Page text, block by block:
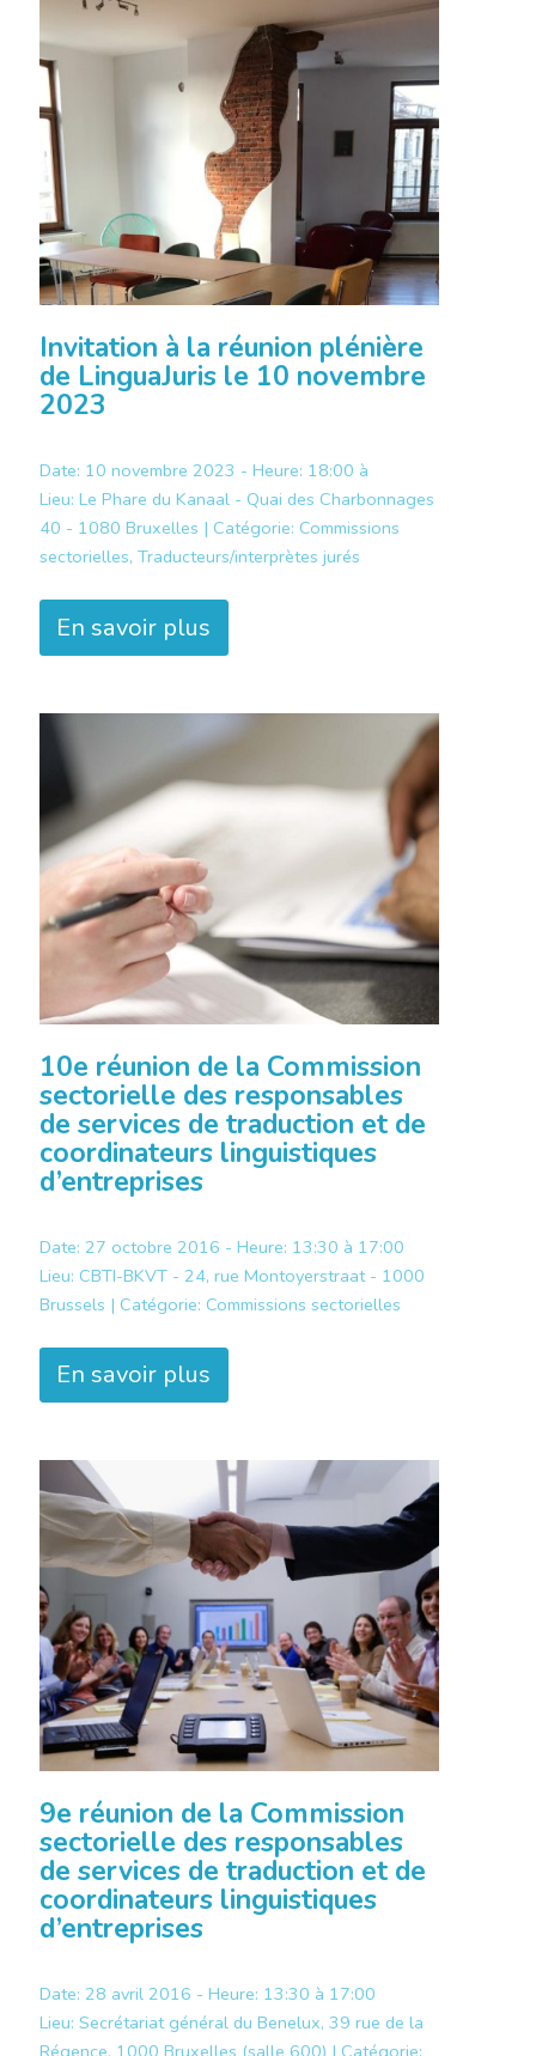
Invitation à la réunion plénière
de LinguaJuris le 10 novembre
2023
Date: 10 novembre 2023 - Heure: 18:00 à
Lieu: Le Phare du Kanaal - Quai des Charbonnages
40 - 1080 Bruxelles | Catégorie: Commissions
sectorielles, Traducteurs/interprètes jurés
En savoir plus
10e réunion de la Commission
sectorielle des responsables
de services de traduction et de
coordinateurs linguistiques
d’entreprises
Date: 27 octobre 2016 - Heure: 13:30 à 17:00
Lieu: CBTI-BKVT - 24, rue Montoyerstraat - 1000
Brussels | Catégorie: Commissions sectorielles
En savoir plus
9e réunion de la Commission
sectorielle des responsables
de services de traduction et de
coordinateurs linguistiques
d’entreprises
Date: 28 avril 2016 - Heure: 13:30 à 17:00
Lieu: Secrétariat général du Benelux, 39 rue de la